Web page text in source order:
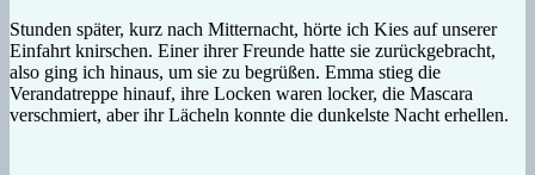
Stunden später, kurz nach Mitternacht, hörte ich Kies auf unserer
Einfahrt knirschen. Einer ihrer Freunde hatte sie zurückgebracht,
also ging ich hinaus, um sie zu begrüßen. Emma stieg die
Verandatreppe hinauf, ihre Locken waren locker, die Mascara
verschmiert, aber ihr Lächeln konnte die dunkelste Nacht erhellen.